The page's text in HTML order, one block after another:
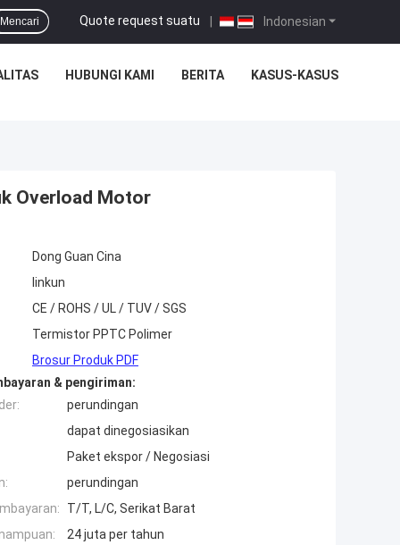
Indonesian
Quote request suatu |
Mencari
HUBUNGI KAMI BERITA KASUS-KASUS
Overload Motor
Dong Guan Cina
linkun
CE / ROHS / UL / TUV / SGS
Termistor PPTC Polimer
Brosur Produk PDF
& pengiriman:
perundingan
dapat dinegosiasikan
Paket ekspor / Negosiasi
perundingan
T/T, L/C, Serikat Barat
24 juta per tahun